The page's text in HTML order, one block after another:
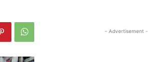
- Advertisement -